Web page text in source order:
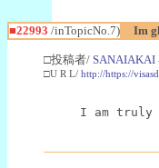
■22993 /inTopicNo.7) Im
□投稿者/ SANAIAKAI
□U R L/ http://https://
I am truly